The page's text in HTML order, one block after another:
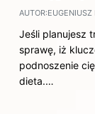
AUTOR:EUGENIUSZ
Jeśli planujesz
sprawę, iż
podnoszenie
dieta.…